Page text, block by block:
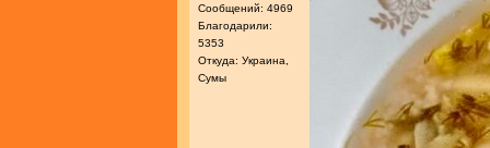
Сообщений: 4969
Благодарили:
5353
Откуда: Украина,
Сумы